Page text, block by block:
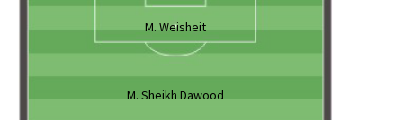
M. Weisheit
M. Sheikh Dawood